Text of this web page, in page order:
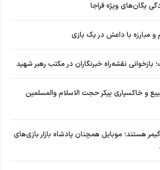
و مبارزه با داعش در یک بازی
نقشه‌راه خبرنگاران در مکتب رهبر شهید
و خاکسپاری پیکر حجت الاسلام والمسلمین
گیمر هستند؛ موبایل همچنان پادشاه بازار بازی‌های